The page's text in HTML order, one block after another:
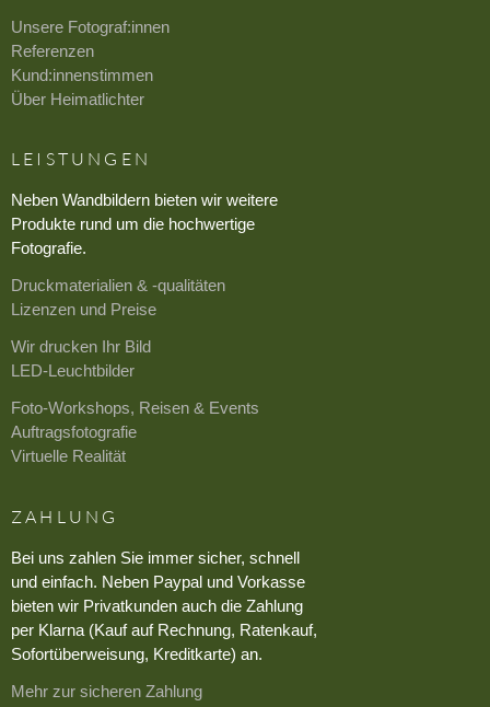
Unsere Fotograf:innen
Referenzen
Kund:innenstimmen
Über Heimatlichter
LEISTUNGEN
Neben Wandbildern bieten wir weitere
Produkte rund um die hochwertige
Fotografie.
Druckmaterialien & -qualitäten
Lizenzen und Preise
Wir drucken Ihr Bild
LED-Leuchtbilder
Foto-Workshops, Reisen & Events
Auftragsfotografie
Virtuelle Realität
ZAHLUNG
Bei uns zahlen Sie immer sicher, schnell
und einfach. Neben Paypal und Vorkasse
bieten wir Privatkunden auch die Zahlung
per Klarna (Kauf auf Rechnung, Ratenkauf,
Sofortüberweisung, Kreditkarte) an.
Mehr zur sicheren Zahlung